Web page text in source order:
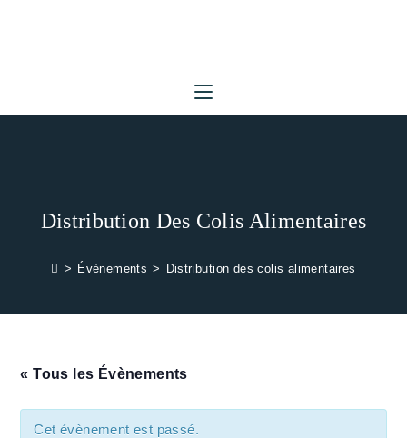
Distribution Des Colis Alimentaires
> Évènements > Distribution des colis alimentaires
« Tous les Évènements
Cet évènement est passé.